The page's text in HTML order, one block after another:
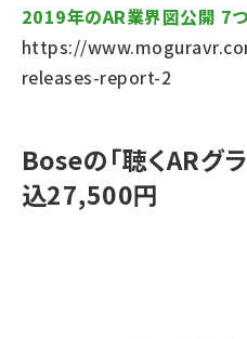
2019年のAR業界図公開 7
https://
releases-report-2
Boseの「聴くARグ
込27,500円